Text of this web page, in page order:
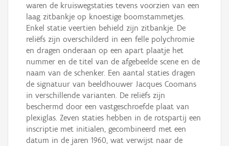
waren de kruiswegstaties tevens voorzien van een
laag zitbankje op knoestige boomstammetjes.
Enkel statie veertien behield zijn zitbankje. De
reliëfs zijn overschilderd in een felle polychromie
en dragen onderaan op een apart plaatje het
nummer en de titel van de afgebeelde scene en de
naam van de schenker. Een aantal staties dragen
de signatuur van beeldhouwer Jacques Coomans
in verschillende varianten. De reliëfs zijn
beschermd door een vastgeschroefde plaat van
plexiglas. Zeven staties hebben in de rotspartij een
inscriptie met initialen, gecombineerd met een
datum in de jaren 1960, wat verwijst naar de